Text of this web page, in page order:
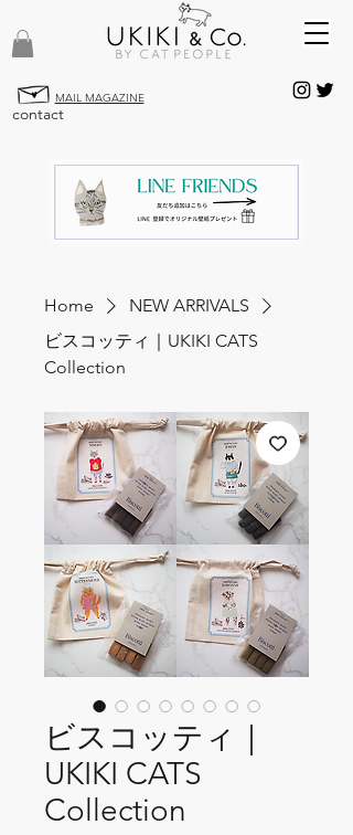
MAIL MAGAZINE
contact
Home
NEW ARRIVALS
ビスコッティ｜UKIKI CATS
Collection
ビスコッティ｜
UKIKI CATS
Collection